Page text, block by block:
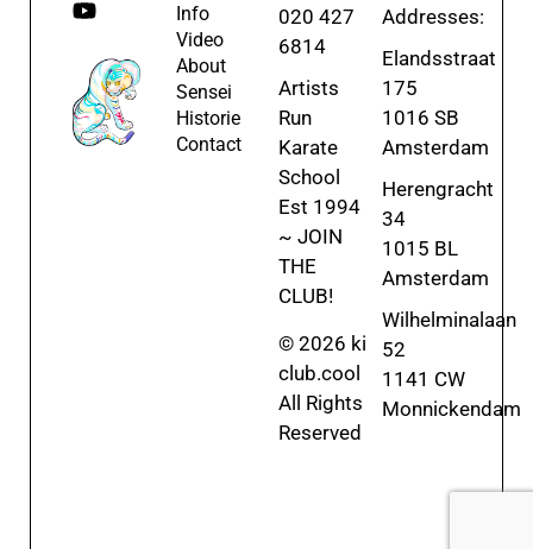
Info
Video
About
Sensei
Historie
Contact
020 427
6814
Artists
Run
Karate
School
Est 1994
~ JOIN
THE
CLUB!
© 2026 ki
club.cool
All Rights
Reserved
Addresses:
Elandsstraat
175
1016 SB
Amsterdam
Herengracht
34
1015 BL
Amsterdam
Wilhelminalaan
52
1141 CW
Monnickendam